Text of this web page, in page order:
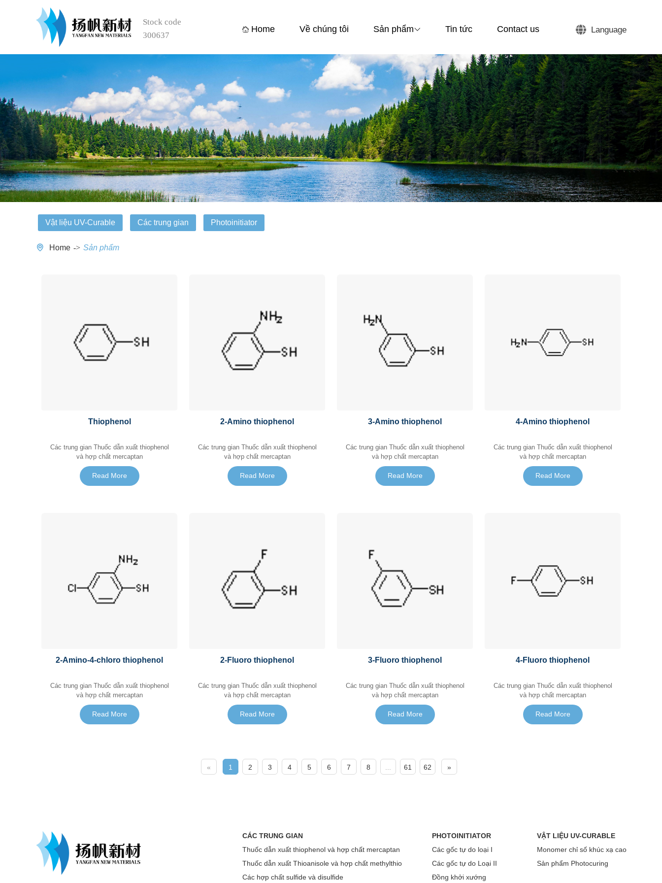
Stock code
300637
Home Về chúng tôi Sản phẩm Tin tức Contact us Language
Vật liệu UV-Curable Các trung gian Photoinitiator
Home Sản phẩm
Thiophenol
Các trung gian Thuốc dẫn xuất thiophenol
và hợp chất mercaptan
Read More
2-Amino thiophenol
Các trung gian Thuốc dẫn xuất thiophenol
và hợp chất mercaptan
Read More
3-Amino thiophenol
Các trung gian Thuốc dẫn xuất thiophenol
và hợp chất mercaptan
Read More
4-Amino thiophenol
Các trung gian Thuốc dẫn xuất thiophenol
và hợp chất mercaptan
Read More
2-Amino-4-chloro thiophenol
Các trung gian Thuốc dẫn xuất thiophenol
và hợp chất mercaptan
Read More
2-Fluoro thiophenol
Các trung gian Thuốc dẫn xuất thiophenol
và hợp chất mercaptan
Read More
3-Fluoro thiophenol
Các trung gian Thuốc dẫn xuất thiophenol
và hợp chất mercaptan
Read More
4-Fluoro thiophenol
Các trung gian Thuốc dẫn xuất thiophenol
và hợp chất mercaptan
Read More
« 1 2 3 4 5 6 7 8 61 62 »
CÁC TRUNG GIAN
Thuốc dẫn xuất thiophenol và hợp chất mercaptan
Thuốc dẫn xuất Thioanisole và hợp chất methylthio
Các hợp chất sulfide và disulfide
PHOTOINITIATOR
Các gốc tự do loại I
Các gốc tự do Loại II
Đồng khởi xướng
VẬT LIỆU UV-CURABLE
Monomer chỉ số khúc xạ cao
Sản phẩm Photocuring